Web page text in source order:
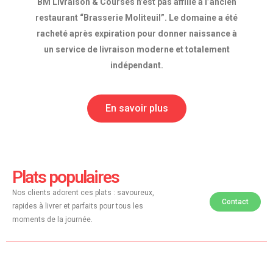
BM Livraison & Courses n’est pas affilié à l’ancien
restaurant “Brasserie Moliteuil”. Le domaine a été
racheté après expiration pour donner naissance à
un service de livraison moderne et totalement
indépendant.
En savoir plus
Plats populaires
Nos clients adorent ces plats : savoureux,
rapides à livrer et parfaits pour tous les
moments de la journée.
Contact